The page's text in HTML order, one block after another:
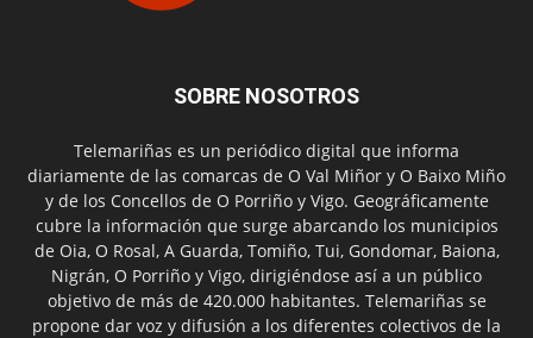
SOBRE NOSOTROS
Telemariñas es un periódico digital que informa
diariamente de las comarcas de O Val Miñor y O Baixo Miño
y de los Concellos de O Porriño y Vigo. Geográficamente
cubre la información que surge abarcando los municipios
de Oia, O Rosal, A Guarda, Tomiño, Tui, Gondomar, Baiona,
Nigrán, O Porriño y Vigo, dirigiéndose así a un público
objetivo de más de 420.000 habitantes. Telemariñas se
propone dar voz y difusión a los diferentes colectivos de la